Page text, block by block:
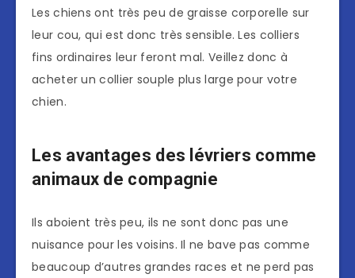
Les chiens ont très peu de graisse corporelle sur
leur cou, qui est donc très sensible. Les colliers
fins ordinaires leur feront mal. Veillez donc à
acheter un collier souple plus large pour votre
chien.
Les avantages des lévriers comme
animaux de compagnie
Ils aboient très peu, ils ne sont donc pas une
nuisance pour les voisins. Il ne bave pas comme
beaucoup d’autres grandes races et ne perd pas